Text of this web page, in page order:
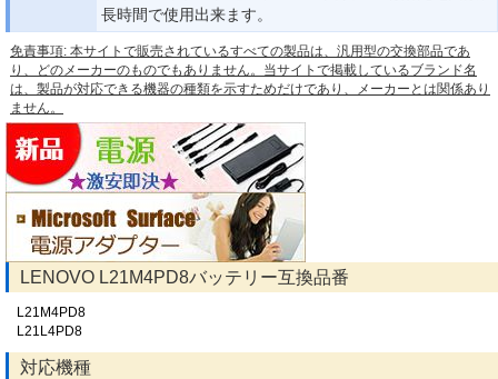
長時間で使用出来ます。
免責事項: 本サイトで販売されているすべての製品は、汎用型の交換部品であ
り、どのメーカーのものでもありません。当サイトで掲載しているブランド名
は、製品が対応できる機器の種類を示すためだけであり、メーカーとは関係あり
ません。
LENOVO L21M4PD8バッテリー互換品番
L21M4PD8
L21L4PD8
対応機種